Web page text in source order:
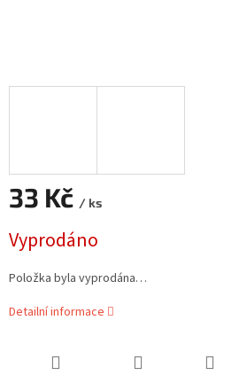
33 Kč / ks
cena:
Vyprodáno
Položka byla vyprodána…
Detailní informace